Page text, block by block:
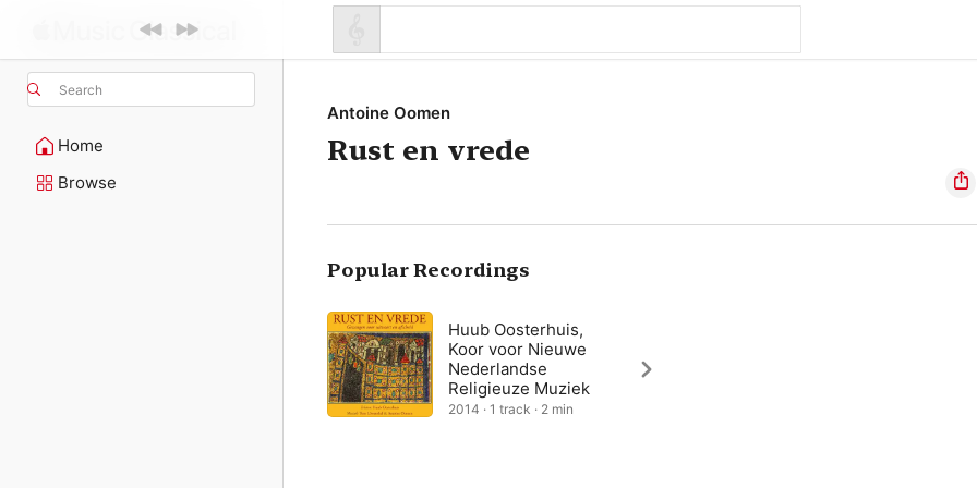
Search
Home
Browse
Antoine Oomen
Rust en vrede
Popular Recordings
Huub Oosterhuis,
Koor voor Nieuwe
Nederlandse
Religieuze Muziek
2014 · 1 track · 2 min